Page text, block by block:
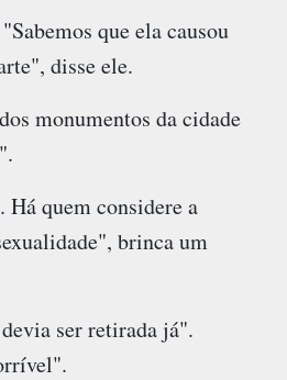
que ela causou
disse ele.
monumentos da cidade
quem considere a
brinca um
ser retirada já".